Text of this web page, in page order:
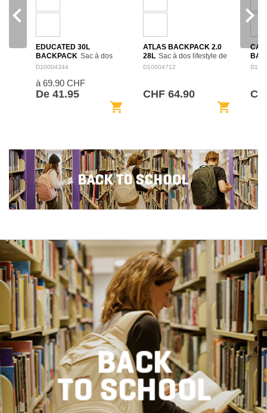
EDUCATED 30L
BACKPACK Sac à dos
spacieux de 30 L pensé
déplacements quotidiens.
Son organisation intérieure
D10004344
à 69.90 CHF
De 41.95
shopping_cart
ATLAS BACKPACK 2.0
28L Sac à dos lifestyle de
28 L, conçu pour les trajets
facilite le rangement des
D10004712
CHF 64.90
shopping_cart
à
navigate_before navigate_next